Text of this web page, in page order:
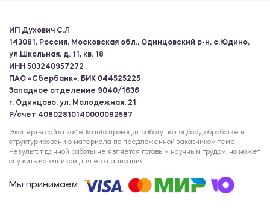
ИП Духович С.Л
143081, Россия, Московская обл., Одинцовский р-н, с.Юдино,
ул.Школьная, д. 11, кв. 18
ИНН 503240957272
ПАО «Сбербанк», БИК 044525225
Западное отделение 9040/1636
г. Одинцово, ул. Молодежная, 21
Р/счет 40802810140000092587
Эксперты сайта za4etka.info проводят работу по подбору, обработке и
структурированию материала по предложенной заказчиком теме.
Результат данной работы не является готовым научным трудом, но может
служить источником для его написания.
Мы принимаем: